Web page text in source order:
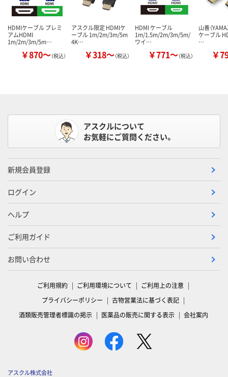
HDMIケーブル プレミ
アムHDMI
1m/2m/3m/5m…
￥870～（税込）
アスクル限定 HDMIケ
ーブル 1m/2m/3m/5m
4K…
￥318～（税込）
HDMI ケーブル
1m/1.5m/2m/3m/5m/
ワイ…
￥771～（税込）
山善（
ケーブル
…
￥
アスクルについて
お気軽にご質問ください。
新規会員登録
ログイン
ヘルプ
ご利用ガイド
お問い合わせ
ご利用規約 ご利用環境について
ご利用上の注意
プライバシーポリシー
古物営業法に基づく表記
酒類販売管理者標識の掲示
医薬品の販売に関する表示 会社案内
アスクル株式会社